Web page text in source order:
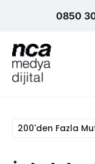
0850
200'den Fazla